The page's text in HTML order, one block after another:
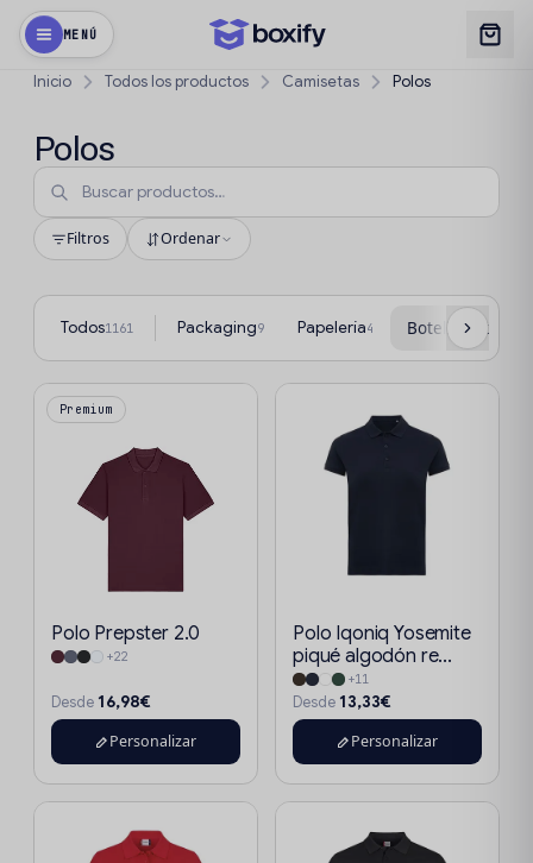
MENÚ
Inicio Todos los productos Camisetas Polos
Polos
Filtros Ordenar
Todos1161 Packaging9 Papelería4 Botellas y
Premium
Polo Prepster 2.0
+22
Desde 16,98€
Personalizar
Polo Iqoniq Yosemite
piqué algodón re...
+11
Desde 13,33€
Personalizar